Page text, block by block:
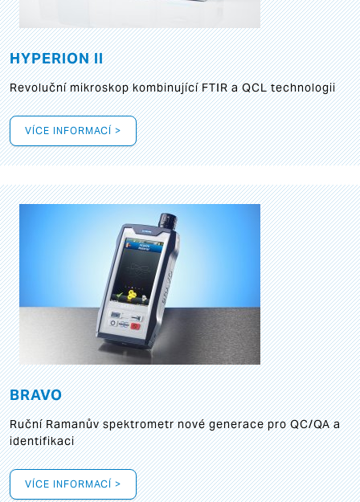
HYPERION II
Revoluční mikroskop kombinující FTIR a QCL technologii
VÍCE INFORMACÍ >
BRAVO
Ruční Ramanův spektrometr nové generace pro QC/QA a
identifikaci
VÍCE INFORMACÍ >